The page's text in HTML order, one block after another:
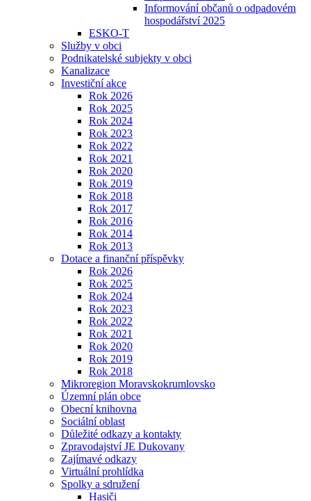
Informování občanů o odpadovém
hospodářství 2025
ESKO-T
Služby v obci
Podnikatelské subjekty v obci
Kanalizace
Investiční akce
Rok 2026
Rok 2025
Rok 2024
Rok 2023
Rok 2022
Rok 2021
Rok 2020
Rok 2019
Rok 2018
Rok 2017
Rok 2016
Rok 2014
Rok 2013
Dotace a finanční příspěvky
Rok 2026
Rok 2025
Rok 2024
Rok 2023
Rok 2022
Rok 2021
Rok 2020
Rok 2019
Rok 2018
Mikroregion Moravskokrumlovsko
Územní plán obce
Obecní knihovna
Sociální oblast
Důležité odkazy a kontakty
Zpravodajství JE Dukovany
Zajímavé odkazy
Virtuální prohlídka
Spolky a sdružení
Hasiči